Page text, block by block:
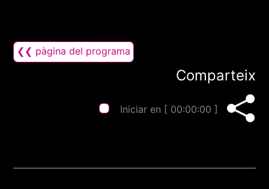
❮❮ pàgina del programa
Comparteix
Iniciar en [ 00:00:00 ]